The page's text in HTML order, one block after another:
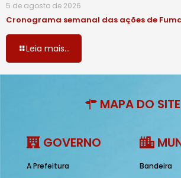
5 de agosto de 2026
Cronograma semanal das ações de
Leia mais...
MAPA DO SITE
GOVERNO
A Prefeitura
Bandeira